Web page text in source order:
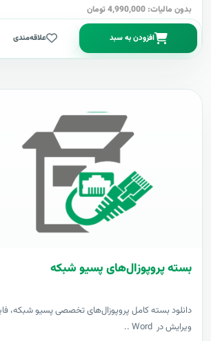
بدون مالیات: 4,990,000 تومان
افزودن به سبد علاقه‌مندی
بسته پروپوزال‌های پسیو شبکه
دانلود بسته کامل پروپوزال‌های تخصصی پسیو شبکه،
ویرایش در Word ..